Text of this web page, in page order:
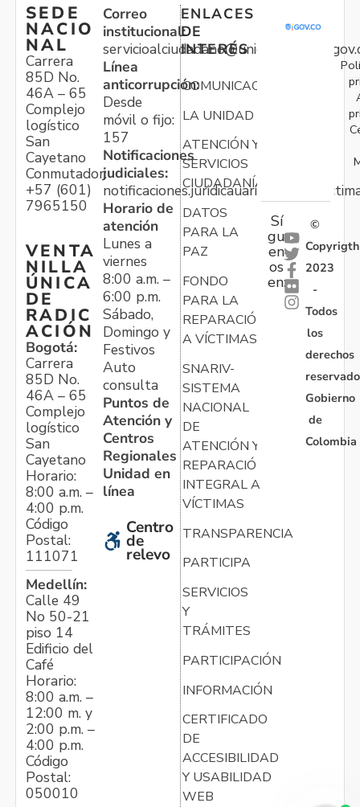
SEDE
NACIO
NAL
Carrera
85D No.
46A – 65
Complejo
logístico
San
Cayetano
Conmutador:
+57 (601)
7965150
VENTA
NILLA
ÚNICA
DE
RADIC
ACIÓN
Bogotá:
Carrera
85D No.
46A – 65
Complejo
logístico
San
Cayetano
Horario:
8:00 a.m. –
4:00 p.m.
Código
Postal:
111071
Medellín:
Calle 49
No 50-21
piso 14
Edificio del
Café
Horario:
8:00 a.m. –
12:00 m. y
2:00 p.m. –
4:00 p.m.
Código
Postal:
050010
Correo
institucional:
Línea
anticorrupción:
Desde
móvil o fijo:
157
Notificaciones
judiciales:
Horario de
atención
Lunes a
viernes
8:00 a.m. –
6:00 p.m.
Sábado,
Domingo y
Festivos
Auto
consulta
Puntos de
Atención y
Centros
Regionales
Unidad en
línea
Centro
de
relevo
ENLACES
DE
INTERÉS
COMUNICACIONES
LA UNIDAD
ATENCIÓN Y
SERVICIOS
CIUDADANÍA
DATOS
PARA LA
PAZ
FONDO
PARA LA
REPARACIÓN
A VÍCTIMAS
SNARIV-
SISTEMA
NACIONAL
DE
ATENCIÓN Y
REPARACIÓN
INTEGRAL A
VÍCTIMAS
TRANSPARENCIA
PARTICIPA
SERVICIOS
Y
TRÁMITES
PARTICIPACIÓN
INFORMACIÓN
CERTIFICADO
DE
ACCESIBILIDAD
Y USABILIDAD
WEB
Sí
gu
en
os
en:
©
Copyrigth
2023
-
Todos
los
derechos
Gobierno
de
Colombia